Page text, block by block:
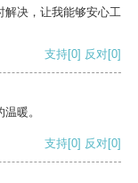
解决，让我能够安心工
支持[0] 反对[0]
暖。
支持[0] 反对[0]